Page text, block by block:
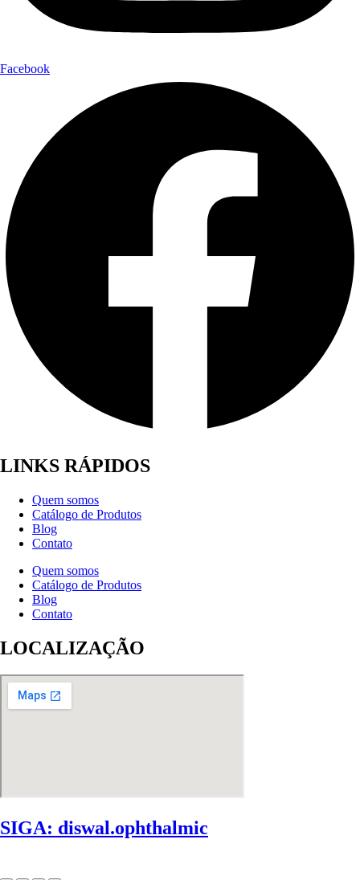
Facebook
LINKS RÁPIDOS
Quem somos
Catálogo de Produtos
Blog
Contato
Quem somos
Catálogo de Produtos
Blog
Contato
LOCALIZAÇÃO
SIGA: diswal.ophthalmic